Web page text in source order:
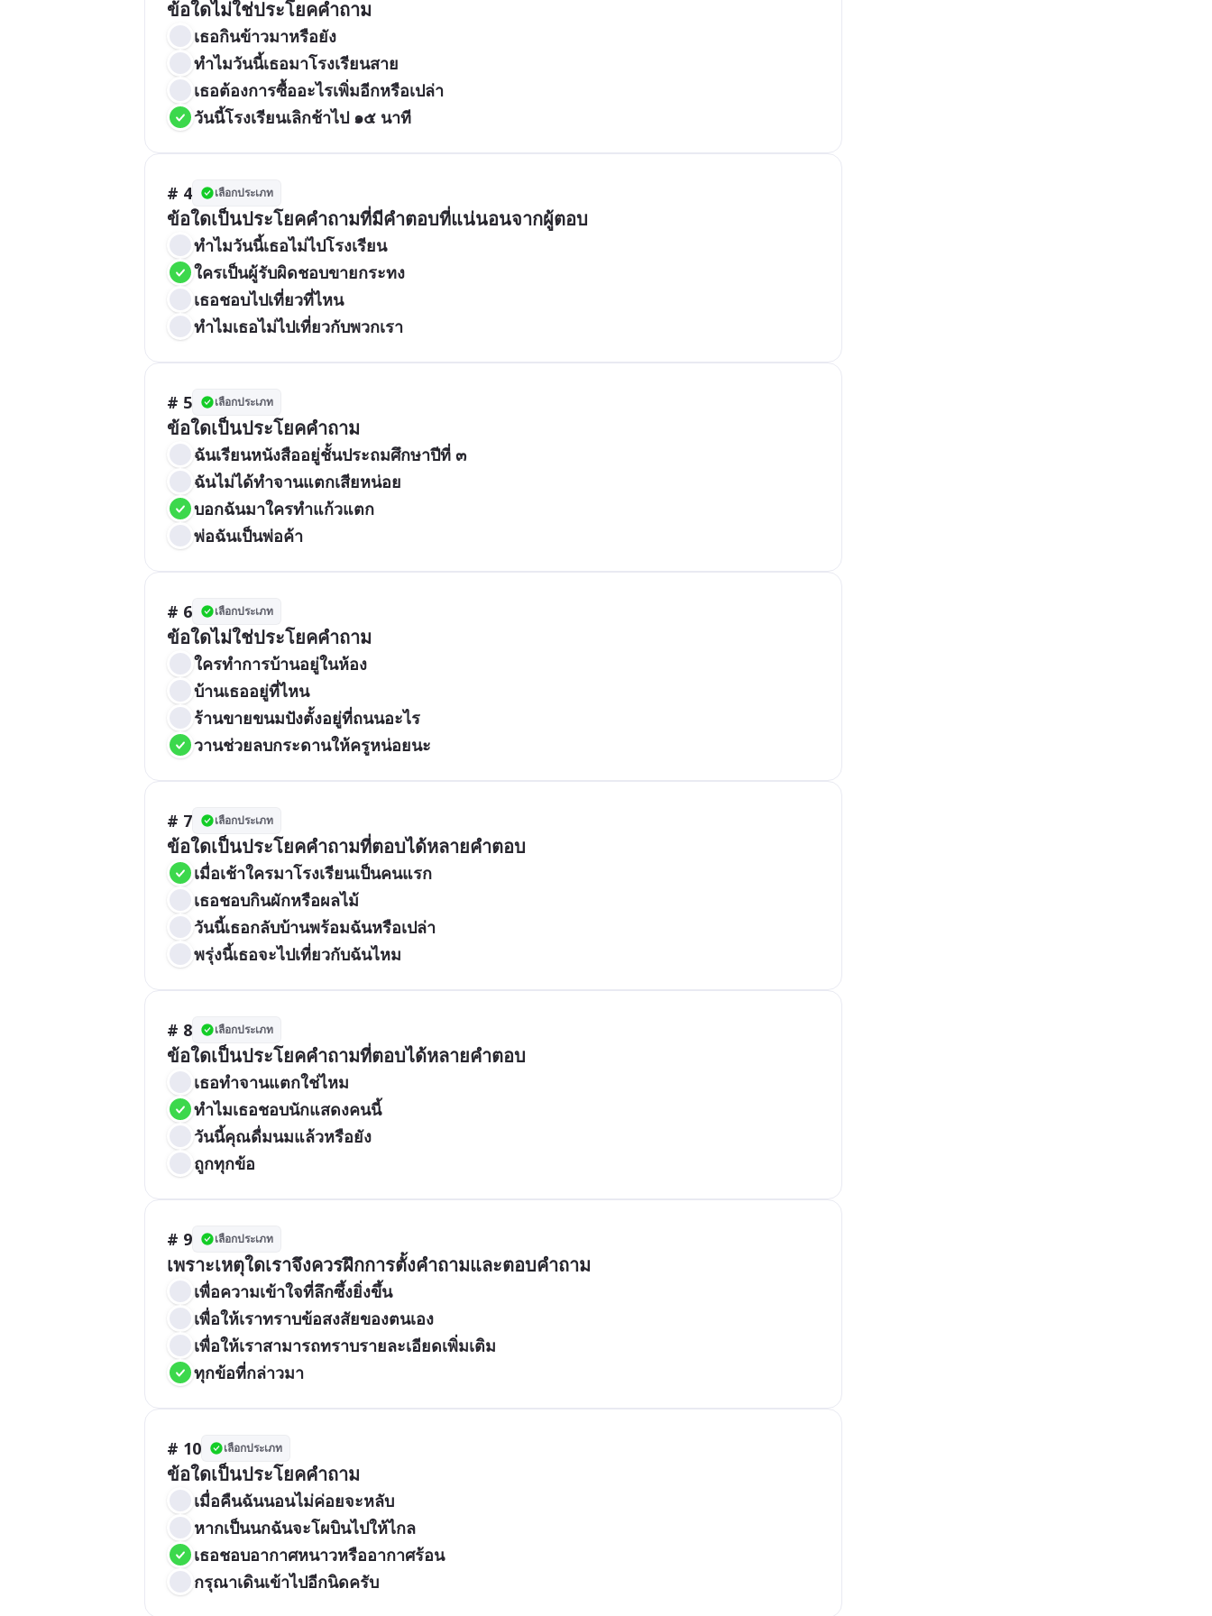
ข้อใดไม่ใช่ประโยคคำถาม
เธอกินข้าวมาหรือยัง
ทำไมวันนี้เธอมาโรงเรียนสาย
เธอต้องการซื้ออะไรเพิ่มอีกหรือเปล่า
วันนี้โรงเรียนเลิกช้าไป ๑๕ นาที
# 4 เลือกประเภท
ข้อใดเป็นประโยคคำถามที่มีคำตอบที่แน่นอนจากผู้ตอบ
ทำไมวันนี้เธอไม่ไปโรงเรียน
ใครเป็นผู้รับผิดชอบขายกระทง
เธอชอบไปเที่ยวที่ไหน
ทำไมเธอไม่ไปเที่ยวกับพวกเรา
# 5 เลือกประเภท
ข้อใดเป็นประโยคคำถาม
ฉันเรียนหนังสืออยู่ชั้นประถมศึกษาปีที่ ๓
ฉันไม่ได้ทำจานแตกเสียหน่อย
บอกฉันมาใครทำแก้วแตก
พ่อฉันเป็นพ่อค้า
# 6 เลือกประเภท
ข้อใดไม่ใช่ประโยคคำถาม
ใครทำการบ้านอยู่ในห้อง
บ้านเธออยู่ที่ไหน
ร้านขายขนมปังตั้งอยู่ที่ถนนอะไร
วานช่วยลบกระดานให้ครูหน่อยนะ
# 7 เลือกประเภท
ข้อใดเป็นประโยคคำถามที่ตอบได้หลายคำตอบ
เมื่อเช้าใครมาโรงเรียนเป็นคนแรก
เธอชอบกินผักหรือผลไม้
วันนี้เธอกลับบ้านพร้อมฉันหรือเปล่า
พรุ่งนี้เธอจะไปเที่ยวกับฉันไหม
# 8 เลือกประเภท
ข้อใดเป็นประโยคคำถามที่ตอบได้หลายคำตอบ
เธอทำจานแตกใช่ไหม
ทำไมเธอชอบนักแสดงคนนี้
วันนี้คุณดื่มนมแล้วหรือยัง
ถูกทุกข้อ
# 9 เลือกประเภท
เพราะเหตุใดเราจึงควรฝึกการตั้งคำถามและตอบคำถาม
เพื่อความเข้าใจที่ลึกซึ้งยิ่งขึ้น
เพื่อให้เราทราบข้อสงสัยของตนเอง
เพื่อให้เราสามารถทราบรายละเอียดเพิ่มเติม
ทุกข้อที่กล่าวมา
# 10 เลือกประเภท
ข้อใดเป็นประโยคคำถาม
เมื่อคืนฉันนอนไม่ค่อยจะหลับ
หากเป็นนกฉันจะโผบินไปให้ไกล
เธอชอบอากาศหนาวหรืออากาศร้อน
กรุณาเดินเข้าไปอีกนิดครับ